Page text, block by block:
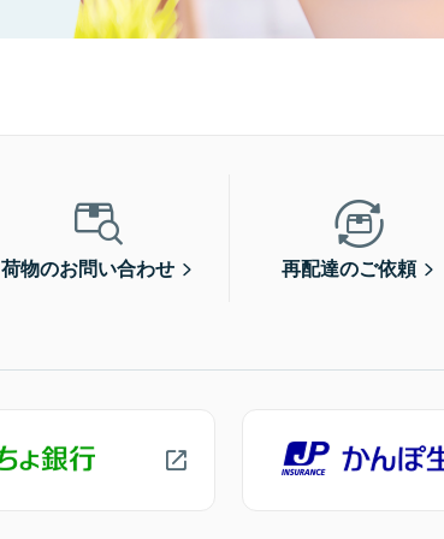
荷物のお問い合わせ 再配達のご依頼